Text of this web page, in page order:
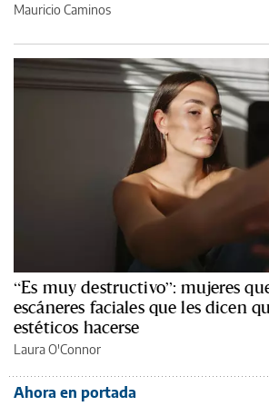
Mauricio Caminos
“Es muy destructivo”: mujeres
escáneres faciales que les dicen
estéticos hacerse
Laura O'Connor
Ahora en portada